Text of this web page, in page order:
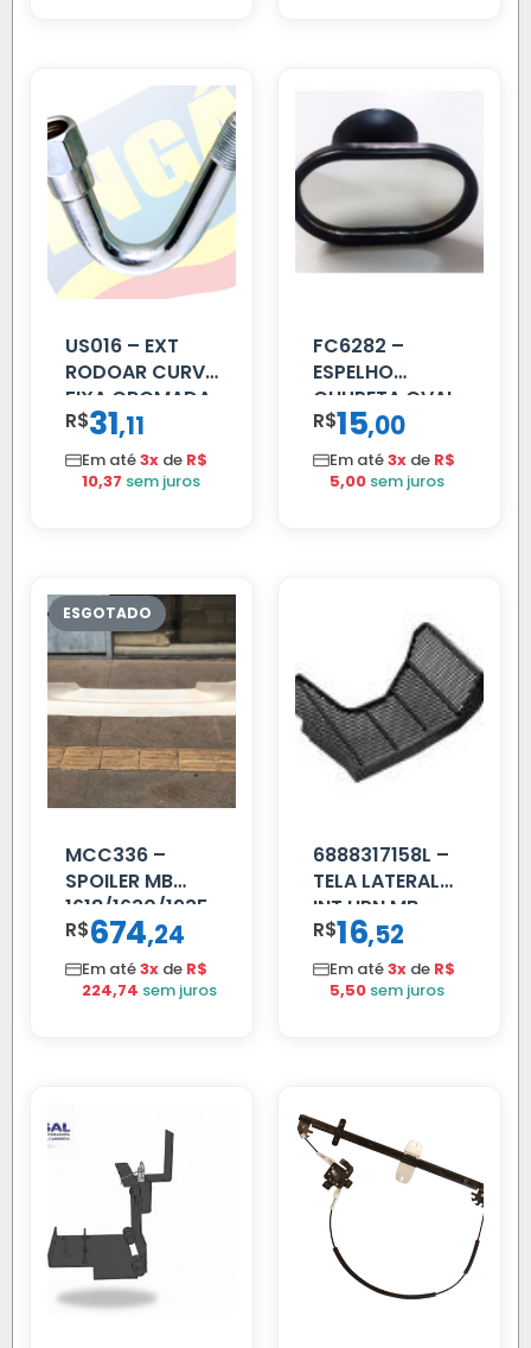
US016 – EXT
RODOAR CURVA
FIXA CROMADA
R$31,11
Em até3x de R$
10,37 sem juros
FC6282 –
ESPELHO
CHUPETA OVAL
R$15,00
Em até3x de R$
5,00 sem juros
MCC336 –
SPOILER MB
1618/1630/1935
04 FAR
C/BIGOD
R$674,24
Em até3x de R$
224,74 sem juros
6888317158L –
TELA LATERAL
INT HPN MB
709/MB 1618 LD
TELA
R$16,52
Em até3x de R$
5,50 sem juros